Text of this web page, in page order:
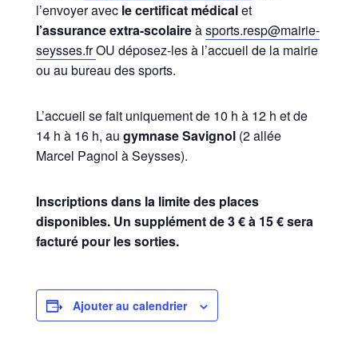
l’envoyer avec le certificat médicalet
l’assurance extra-scolaireàsports.resp@mairie-
seysses.frOU déposez-les à l’accueil de la mairie
ou au bureau des sports.
L’accueil se fait uniquement de 10 h à 12 h et de
14 h à 16 h, au gymnase Savignol(2 allée
Marcel Pagnol à Seysses).
Inscriptions dans la limite des places
disponibles. Un supplément de 3 € à 15 € sera
facturé pour les sorties.
Ajouter au calendrier